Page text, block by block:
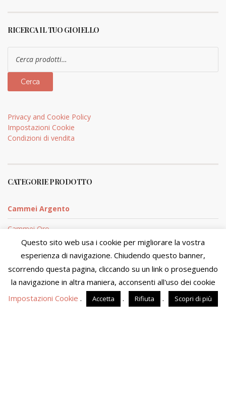
Stiamo aggiornando la disponibilità e i prezzi dei prodotti. Al
momento non sarà possibile perfezionare l'acquisto. Ci
scusiamo del disagio e ti preghiamo di visitare il sito fra
qualche giorno.
Ignora
RICERCA IL TUO GIOIELLO
Cerca:
Cerca
Privacy and Cookie Policy
Impostazioni Cookie
Condizioni di vendita
CATEGORIE PRODOTTO
Cammei Argento
Cammei Oro
Coralli argento
Coralli Oro
Questo sito web usa i cookie per migliorare la vostra
esperienza di navigazione. Chiudendo questo banner,
scorrendo questa pagina, cliccando su un link o proseguendo
la navigazione in altra maniera, acconsenti all'uso dei cookie
Impostazioni Cookie . Accetta . Rifiuta . Scopri di più